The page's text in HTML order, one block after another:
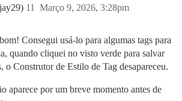
Março 9, 2026, 3:28pm
11
Consegui usá-lo para algumas tags para
quando cliquei no visto verde para salvar
o Construtor de Estilo de Tag desapareceu.
aparece por um breve momento antes de